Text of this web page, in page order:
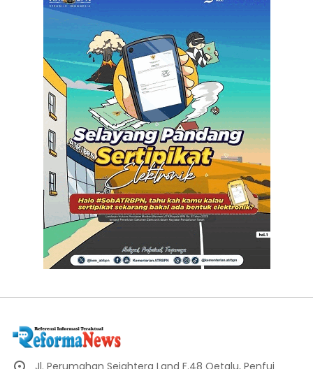
Jl. Perumahan Sejahtera Land F.48 Oetalu, Penfui